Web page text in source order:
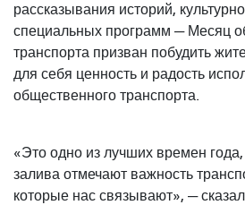
рассказывания историй,
специальных программ — Месяц
транспорта призван побудить
для себя ценность и радость
общественного транспорта.
«Это одно из лучших времен
залива отмечают важность
которые нас связывают», —